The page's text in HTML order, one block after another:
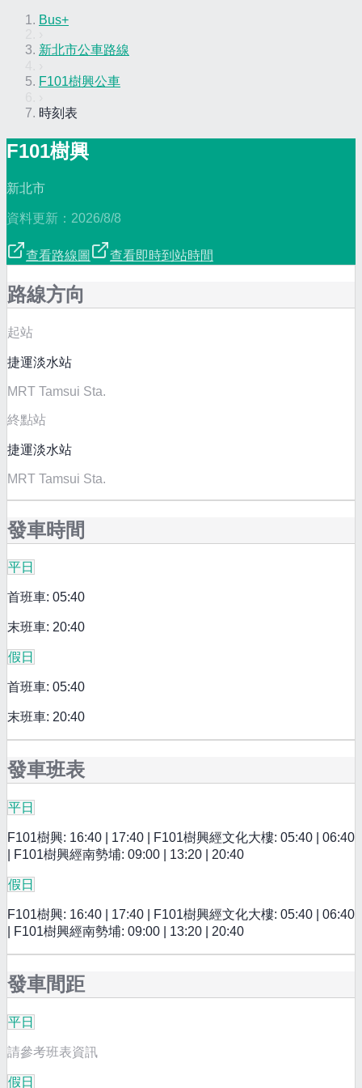
Bus+
新北市公車路線
F101樹興公車
時刻表
F101樹興
新北市
資料更新： 2026/8/8
查看路線圖 查看即時到站時間
路線方向
起站
捷運淡水站
MRT Tamsui Sta.
終點站
捷運淡水站
MRT Tamsui Sta.
發車時間
平日
首班車: 05:40
末班車: 20:40
假日
首班車: 05:40
末班車: 20:40
發車班表
平日
F101樹興: 16:40 | 17:40 | F101樹興經文化大樓: 05:40 | 06:40
| F101樹興經南勢埔: 09:00 | 13:20 | 20:40
假日
F101樹興: 16:40 | 17:40 | F101樹興經文化大樓: 05:40 | 06:40
| F101樹興經南勢埔: 09:00 | 13:20 | 20:40
發車間距
平日
請參考班表資訊
假日